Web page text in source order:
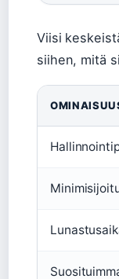
Viisi
siihen, mitä